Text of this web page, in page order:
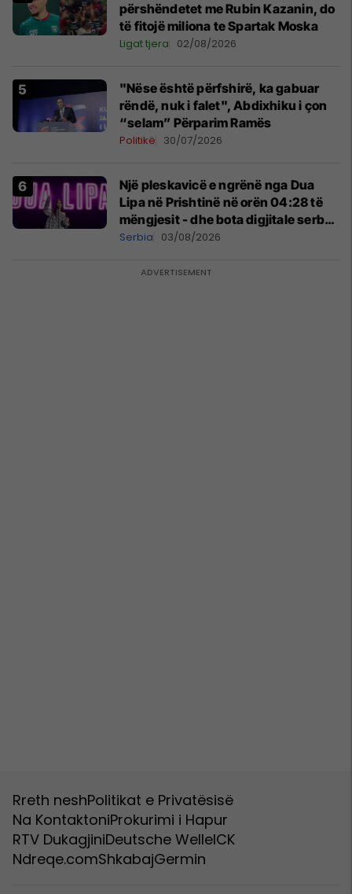
përshëndetet me Rubin Kazanin, do
të fitojë miliona te Spartak Moska
Ligat tjera 02/08/2026
"Nëse është përfshirë, ka gabuar
rëndë, nuk i falet", Abdixhiku i çon
“selam” Përparim Ramës
Politikë 30/07/2026
Një pleskavicë e ngrënë nga Dua
Lipa në Prishtinë në orën 04:28 të
mëngjesit - dhe bota digjitale serbe
shpall gjendjen e luftës
Serbia 03/08/2026
Rreth neshPolitikat e Privatësisë
Na KontaktoniProkurimi i Hapur
RTV DukagjiniDeutsche WelleICK
Ndreqe.comShkabajGermin